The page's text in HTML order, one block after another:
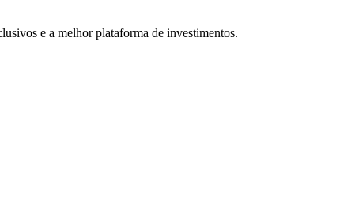
e a melhor plataforma de investimentos.